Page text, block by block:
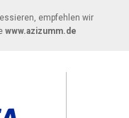
empfehlen wir
www.azizumm.de